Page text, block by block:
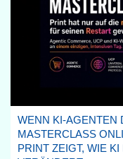
WENN KI-AGENTEN
MASTERCLASS
PRINT ZEIGT, WIE